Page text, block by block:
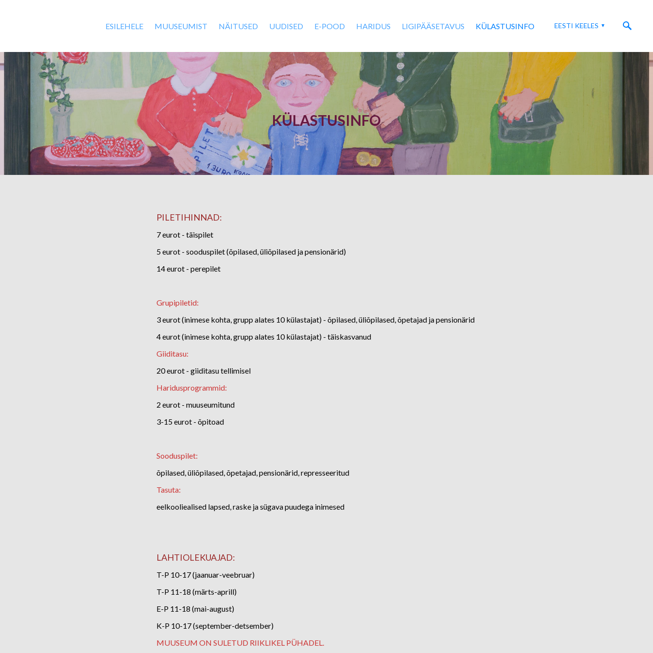
ESILEHELE MUUSEUMIST NÄITUSED UUDISED E-POOD HARIDUS LIGIPÄÄSETAVUS KÜLASTUSINFO EESTI KEELES
KÜLASTUSINFO
PILETIHINNAD:
7 eurot - täispilet
5 eurot - sooduspilet (õpilased, üliõpilased ja pensionärid)
14 eurot - perepilet
Grupipiletid:
3 eurot(inimese kohta, grupp alates 10 külastajat) - õpilased, üliõpilased, õpetajad ja pensionärid
4 eurot (inimese kohta, grupp alates 10 külastajat) - täiskasvanud
Giiditasu:
20 eurot - giiditasu tellimisel
Haridusprogrammid:
2 eurot - muuseumitund
3-15 eurot - õpitoad
Sooduspilet:
õpilased, üliõpilased, õpetajad, pensionärid, represseeritud
Tasuta:
eelkooliealised lapsed, raske ja sügava puudega inimesed
LAHTIOLEKUAJAD:
T-P 10-17 (jaanuar-veebruar)
T-P 11-18 (märts-aprill)
E-P 11-18 (mai-august)
K-P 10-17 (september-detsember)
MUUSEUM ON SULETUD RIIKLIKEL PÜHADEL.